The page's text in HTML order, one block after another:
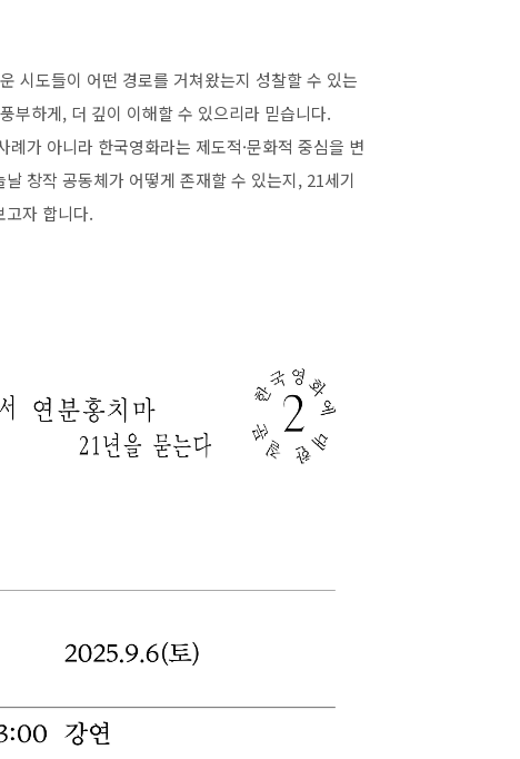
시도들이 어떤 경로를 거쳐왔는지 성찰할 수 있는
부하게, 더 깊이 이해할 수 있으리라 믿습니다.
가 아니라 한국영화라는 제도적·문화적 중심을 변
창작 공동체가 어떻게 존재할 수 있는지, 21세기
고자 합니다.